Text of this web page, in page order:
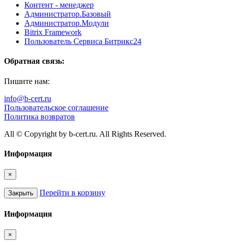
Контент - менеджер
Администратор.Базовый
Администратор.Модули
Bitrix Framework
Пользователь Сервиса Битрикс24
Обратная связь:
Пишите нам:
info@b-cert.ru
Пользовательское соглашение
Политика возвратов
All © Copyright by b-cert.ru. All Rights Reserved.
Информация
×
Закрыть Перейти в корзину
Информация
×